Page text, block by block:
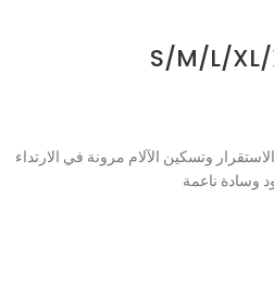
وتسكين الآلام مرونة في الارتداء
وسادة ناعمة